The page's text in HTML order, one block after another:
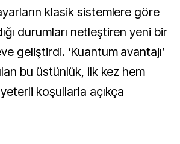
klasik sistemlere göre
durumları netleştiren yeni bir
geliştirdi. ‘Kuantum avantajı’
bu üstünlük, ilk kez hem
koşullarla açıkça